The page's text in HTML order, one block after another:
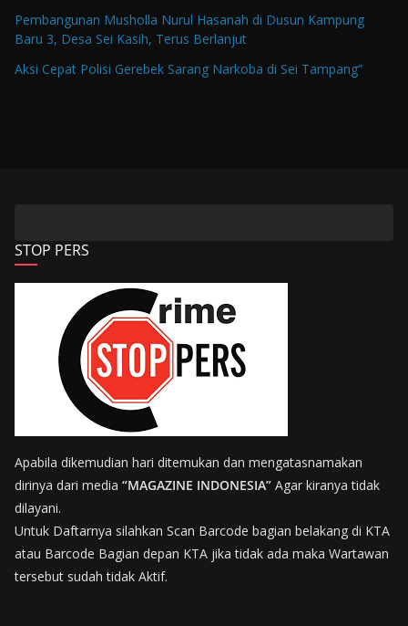
Pembangunan Musholla Nurul Hasanah di Dusun Kampung
Baru 3, Desa Sei Kasih, Terus Berlanjut
Aksi Cepat Polisi Gerebek Sarang Narkoba di Sei Tampang”
STOP PERS
Apabila dikemudian hari ditemukan dan mengatasnamakan
dirinya dari media “MAGAZINE INDONESIA” Agar kiranya tidak
dilayani.
Untuk Daftarnya silahkan Scan Barcode bagian belakang di KTA
atau Barcode Bagian depan KTA jika tidak ada maka Wartawan
tersebut sudah tidak Aktif.